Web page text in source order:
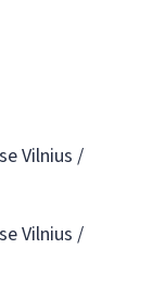
Vilnius /
Vilnius /